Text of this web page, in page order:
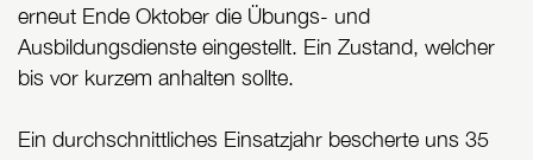
erneut Ende Oktober die Übungs- und
Ausbildungsdienste eingestellt. Ein Zustand, welcher
bis vor kurzem anhalten sollte.
Ein durchschnittliches Einsatzjahr bescherte uns 35